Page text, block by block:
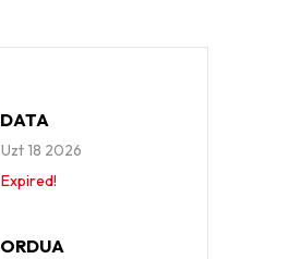
DATA
Uzt 18 2026
Expired!
ORDUA